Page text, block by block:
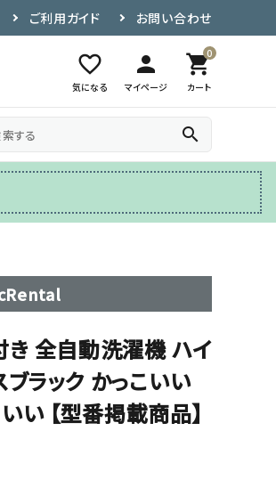
ご利用ガイド お問い合わせ
favorite_border
気になる
person
マイページ
0
shopping_cart
カート
その他
テレビ台
search
全自動洗濯機 ハイ
ラック かっこいい
い 【型番掲載商品】